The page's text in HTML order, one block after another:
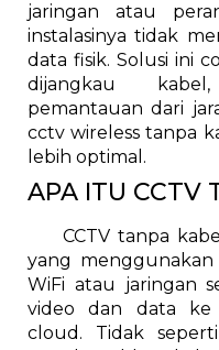
jaringan atau
instalasinya tidak
data fisik. Solusi ini
dijangkau
pemantauan dari
cctv wireless tanpa
lebih optimal.
APA ITU CCTV
CCTV tanpa
yang
WiFi atau jaringan
video dan data ke
cloud. Tidak